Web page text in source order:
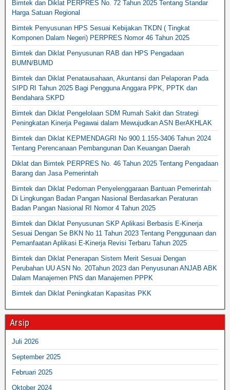
Bimtek dan Diklat PERPRES No. 72 Tahun 2025 Tentang Standar
Harga Satuan Regional
Bimtek Penyusunan HPS Sesuai Kebijakan TKDN ( Tingkat
Komponen Dalam Negeri) PERPRES Nomor 46 Tahun 2025
Bimtek dan Diklat Penyusunan RAB dan HPS Pengadaan
BUMN/BUMD
Bimtek dan Diklat Penatausahaan, Akuntansi dan Pelaporan Pada
SIPD RI Tahun 2025 Bagi Pengguna Anggara PPK, PPTK dan
Bendahara SKPD
Bimtek dan Diklat Pengelolaan SDM Rumah Sakit dan Strategi
Peningkatan Kinerja Pegawai dalam Mewujudkan ASN BerAKHLAK
Bimtek dan Diklat KEPMENDAGRI No 900.1.155-3406 Tahun 2024
Tentang Perencanaan Pembangunan Dan Keuangan Daerah
Diklat dan Bimtek PERPRES No. 46 Tahun 2025 Tentang Pengadaan
Barang dan Jasa Pemerintah
Bimtek dan Diklat Pedoman Penyelenggaraan Bantuan Pemerintah
Di Lingkungan Badan Pangan Nasional Berdasarkan Peraturan
Badan Pangan Nasional RI Nomor 4 Tahun 2025
Bimtek dan Diklat Penyusunan SKP Aplikasi Berbasis E-Kinerja
Sesuai Dengan Se BKN No 11 Tahun 2023 Tentang Penggunaan dan
Pemanfaatan Aplikasi E-Kinerja Revisi Terbaru Tahun 2025
Bimtek dan Diklat Penerapan Sistem Merit Sesuai Dengan
Perubahan UU ASN No. 20Tahun 2023 dan Penyusunan ANJAB ABK
Dalam Manajemen PNS dan Manajemen PPPK
Bimtek dan Diklat Peningkatan Kapasitas PKK
Arsip
Juli 2026
September 2025
Februari 2025
Oktober 2024